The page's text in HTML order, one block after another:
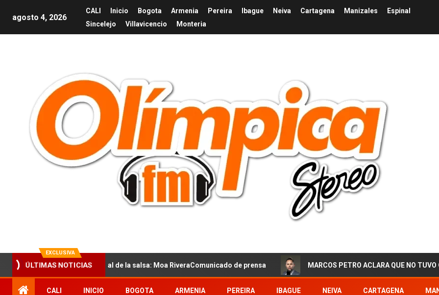
agosto 4, 2026
CALI Inicio Bogota Armenia Pereira Ibague Neiva Cartagena Manizales
Espinal
Sincelejo
Villavicencio Monteria
EXCLUSIVA
ÚLTIMAS NOTICIAS
la nueva voz sensual de la salsa: Moa RiveraComunicado de prensa MARCOS PETRO ACLARA QUE NO TUVO QUE VER
CALI INICIO BOGOTA ARMENIA PEREIRA IBAGUE NEIVA CARTAGENA